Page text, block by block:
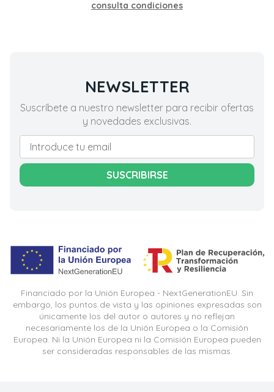
consulta condiciones
NEWSLETTER
Suscríbete a nuestro newsletter para recibir ofertas
y novedades exclusivas.
SUSCRIBIRSE
Financiado por la Unión Europea - NextGenerationEU. Sin
embargo, los puntos de vista y las opiniones expresadas son
únicamente los del autor o autores y no reflejan
necesariamente los de la Unión Europea o la Comisión
Europea. Ni la Unión Europea ni la Comisión Europea pueden
ser consideradas responsables de las mismas.